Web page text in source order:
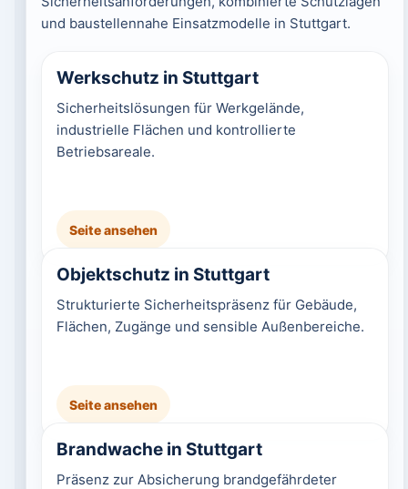
und baustellennahe Einsatzmodelle in Stuttgart.
Werkschutz in Stuttgart
Sicherheitslösungen für Werkgelände,
industrielle Flächen und kontrollierte
Betriebsareale.
Seite ansehen
Objektschutz in Stuttgart
Strukturierte Sicherheitspräsenz für Gebäude,
Flächen, Zugänge und sensible Außenbereiche.
Seite ansehen
Brandwache in Stuttgart
Präsenz zur Absicherung brandgefährdeter